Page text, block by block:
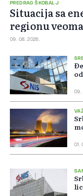
PREDRAG ŠKOBALJ
Situacija sa
regionu
09. 08. 2026.
09.
01.